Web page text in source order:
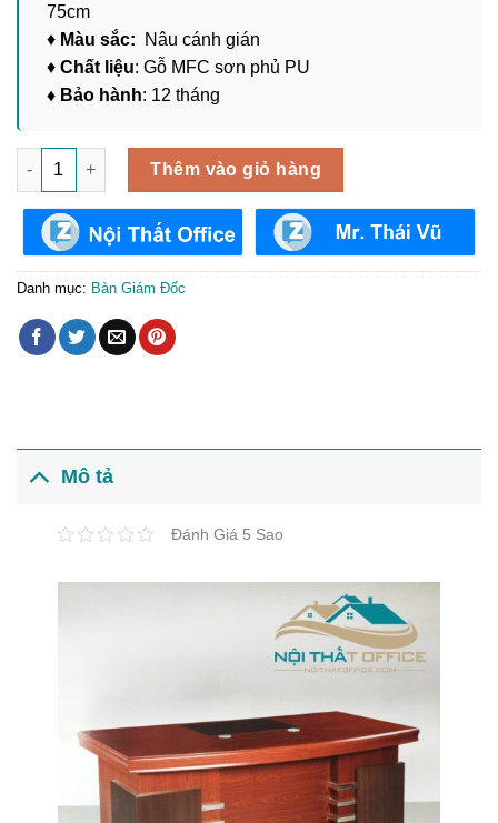
75cm
♦ Màu sắc: Nâu cánh gián
♦ Chất liệu: Gỗ MFC sơn phủ PU
♦ Bảo hành: 12 tháng
Bàn Làm Việc Giám Đốc BGD-001 số lượng
Thêm vào giỏ hàng
Danh mục: Bàn Giám Đốc
Mô tả
Đánh Giá 5 Sao